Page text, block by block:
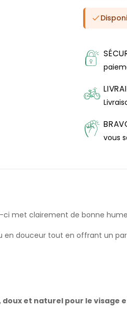

vous
ci met clairement de bonne
en douceur tout en offrant un
et naturel pour le visage